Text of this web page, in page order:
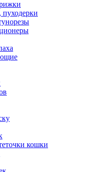
пуходерки
кошки